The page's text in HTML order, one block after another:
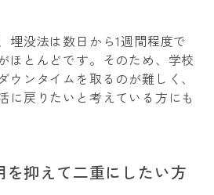
埋没法は数日から1週間程度で
ほとんどです。そのため、学校
ウンタイムを取るのが難しく、
に戻りたいと考えている方にも
を抑えて二重にしたい方